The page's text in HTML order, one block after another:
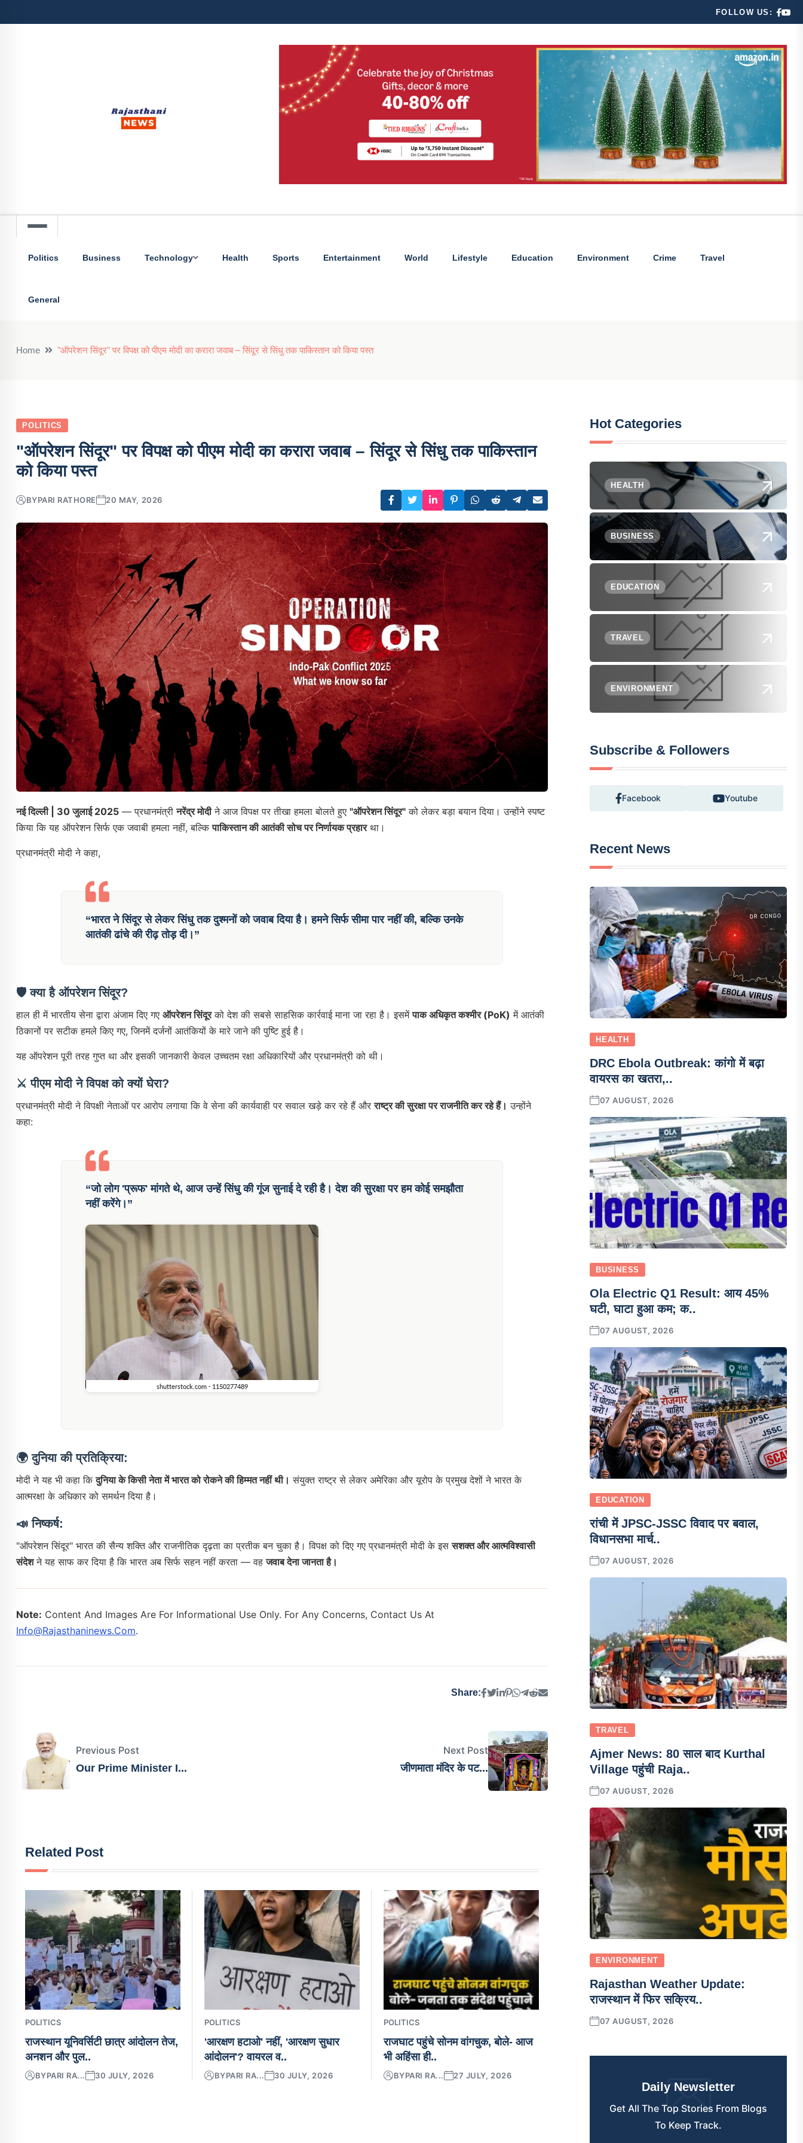
FOLLOW US:
Politics Business Technology Health Sports Entertainment World Lifestyle Education Environment Crime Travel
General
Home "ऑपरेशन सिंदूर" पर विपक्ष को पीएम मोदी का करारा जवाब – सिंदूर से सिंधु तक पाकिस्तान को किया पस्त
POLITICS
"ऑपरेशन सिंदूर" पर विपक्ष को पीएम मोदी का करारा जवाब – सिंदूर से सिंधु तक पाकिस्तान
को किया पस्त
BYPARI RATHORE 20 MAY, 2026
नई दिल्ली | 30 जुलाई 2025 — प्रधानमंत्रीनरेंद्र मोदीने आज विपक्ष पर तीखा हमला बोलते हुए "ऑपरेशन सिंदूर" को लेकर बड़ा बयान दिया। उन्होंने स्पष्ट
किया कि यह ऑपरेशन सिर्फ एक जवाबी हमला नहीं, बल्किपाकिस्तान की आतंकी सोच पर निर्णायक प्रहारथा।
प्रधानमंत्री मोदी ने कहा,
“भारत नेसिंदूर से लेकर सिंधु तकदुश्मनों को जवाब दिया है। हमने सिर्फ सीमा पार नहीं की, बल्किउनके
आतंकी ढांचे की रीढ़ तोड़ दी। ”
🛡️क्या है ऑपरेशन सिंदूर?
हाल ही में भारतीय सेना द्वारा अंजाम दिए गए ऑपरेशन सिंदूरको देश की सबसे साहसिक कार्रवाई माना जा रहा है। इसमेंपाक अधिकृत कश्मीर (PoK) में आतंकी
ठिकानों पर सटीक हमले किए गए, जिनमें दर्जनों आतंकियों के मारे जाने की पुष्टि हुई है।
यह ऑपरेशन पूरी तरह गुप्त था और इसकी जानकारी केवल उच्चतम रक्षा अधिकारियों और प्रधानमंत्री को थी।
⚔️पीएम मोदी ने विपक्ष को क्यों घेरा?
प्रधानमंत्री मोदी ने विपक्षी नेताओं पर आरोप लगाया कि वे सेना की कार्यवाही पर सवाल खड़े कर रहे हैं औरराष्ट्र की सुरक्षा पर राजनीति कर रहे हैं। उन्होंने
कहा:
“जो लोग 'प्रूफ' मांगते थे, आज उन्हेंसिंधु की गूंजसुनाई दे रही है। देश की सुरक्षा पर हम कोई समझौता
नहीं करेंगे।”
🌍दुनिया की प्रतिक्रिया:
मोदी ने यह भी कहा किदुनिया के किसी नेता में भारत को रोकने की हिम्मत नहीं थी। संयुक्त राष्ट्र से लेकर अमेरिका और यूरोप के प्रमुख देशों ने भारत के
आत्मरक्षा के अधिकार को समर्थन दिया है।
📣निष्कर्ष:
"ऑपरेशन सिंदूर" भारत की सैन्य शक्ति और राजनीतिक दृढ़ता का प्रतीक बन चुका है। विपक्ष को दिए गए प्रधानमंत्री मोदी के इससशक्त और आत्मविश्वासी
संदेशने यह साफ कर दिया है कि भारत अब सिर्फ सहन नहीं करता — वहजवाब देना जानता है।
Note: Content And Images Are For Informational Use Only. For Any Concerns, Contact Us At
Info@rajasthaninews.com.
Share:
Previous Post
Our Prime Minister I...
Next Post
जीणमाता मंदिर के पट...
Related Post
POLITICS
राजस्थान यूनिवर्सिटी छात्र आंदोलन तेज,
अनशन और पुल..
BYPARI RA... 30 JULY, 2026
POLITICS
'आरक्षण हटाओ' नहीं, 'आरक्षण सुधार
आंदोलन'? वायरल व..
BYPARI RA... 30 JULY, 2026
POLITICS
राजघाट पहुंचे सोनम वांगचुक, बोले- आज
भी अहिंसा ही..
BYPARI RA... 27 JULY, 2026
Hot Categories
HEALTH
BUSINESS
EDUCATION
TRAVEL
ENVIRONMENT
Subscribe & Followers
Facebook Youtube
Recent News
HEALTH
DRC Ebola Outbreak: कांगो में बढ़ा
वायरस का खतरा,..
07 AUGUST, 2026
BUSINESS
Ola Electric Q1 Result: आय 45%
घटी, घाटा हुआ कम; क..
07 AUGUST, 2026
EDUCATION
रांची में JPSC-JSSC विवाद पर बवाल,
विधानसभा मार्च..
07 AUGUST, 2026
TRAVEL
Ajmer News: 80 साल बाद Kurthal
Village पहुंची Raja..
07 AUGUST, 2026
ENVIRONMENT
Rajasthan Weather Update:
राजस्थान में फिर सक्रिय..
07 AUGUST, 2026
Daily Newsletter
Get All The Top Stories From Blogs
To Keep Track.